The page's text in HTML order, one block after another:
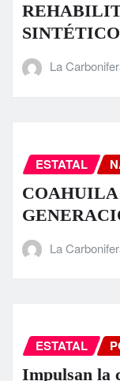
La
ESTATAL
COAHUILA
La
ESTATAL
Impulsan la